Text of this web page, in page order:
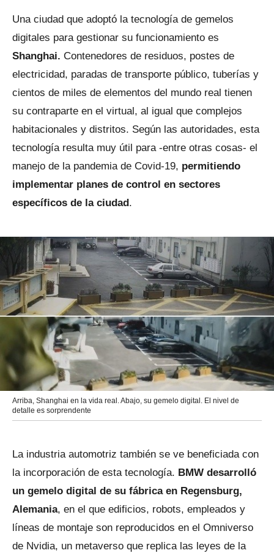
Una ciudad que adoptó la tecnología de gemelos
digitales para gestionar su funcionamiento es
Shanghai. Contenedores de residuos, postes de
electricidad, paradas de transporte público, tuberías y
cientos de miles de elementos del mundo real tienen
su contraparte en el virtual, al igual que complejos
habitacionales y distritos. Según las autoridades, esta
tecnología resulta muy útil para -entre otras cosas- el
manejo de la pandemia de Covid-19, permitiendo
implementar planes de control en sectores
específicos de la ciudad.
Arriba, Shanghai en la vida real. Abajo, su gemelo digital. El nivel de
detalle es sorprendente
La industria automotriz también se ve beneficiada con
la incorporación de esta tecnología. BMW desarrolló
un gemelo digital de su fábrica en Regensburg,
Alemania, en el que edificios, robots, empleados y
líneas de montaje son reproducidos en el Omniverso
de Nvidia, un metaverso que replica las leyes de la